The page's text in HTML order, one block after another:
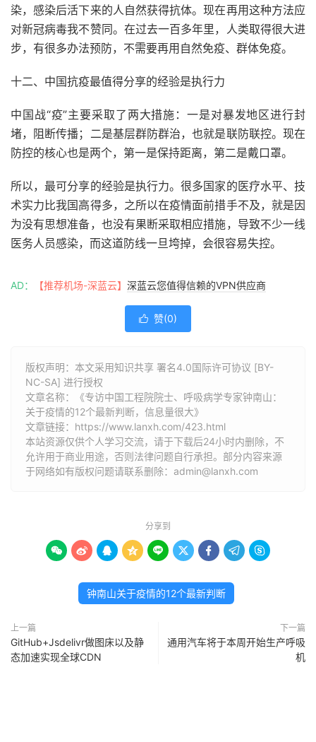
染，感染后活下来的人自然获得抗体。现在再用这种方法应
对新冠病毒我不赞同。在过去一百多年里，人类取得很大进
步，有很多办法预防，不需要再用自然免疫、群体免疫。
十二、中国抗疫最值得分享的经验是执行力
中国战“疫”主要采取了两大措施：一是对暴发地区进行封
堵，阻断传播；二是基层群防群治，也就是联防联控。现在
防控的核心也是两个，第一是保持距离，第二是戴口罩。
所以，最可分享的经验是执行力。很多国家的医疗水平、技
术实力比我国高得多，之所以在疫情面前措手不及，就是因
为没有思想准备，也没有果断采取相应措施，导致不少一线
医务人员感染，而这道防线一旦垮掉，会很容易失控。
AD： 【推荐机场-深蓝云】 深蓝云您值得信赖的VPN供应商
 赞(0)
版权声明：本文采用知识共享 署名4.0国际许可协议 [BY-
NC-SA] 进行授权
文章名称：《专访中国工程院院士、呼吸病学专家钟南山：
关于疫情的12个最新判断，信息量很大》
文章链接： https://www.lanxh.com/423.html
本站资源仅供个人学习交流，请于下载后24小时内删除，不
允许用于商业用途，否则法律问题自行承担。部分内容来源
于网络如有版权问题请联系删除：admin@lanxh.com
分享到
        
钟南山关于疫情的12个最新判断
上一篇
GitHub+Jsdelivr做图床以及静
态加速实现全球CDN
下一篇
通用汽车将于本周开始生产呼吸
机